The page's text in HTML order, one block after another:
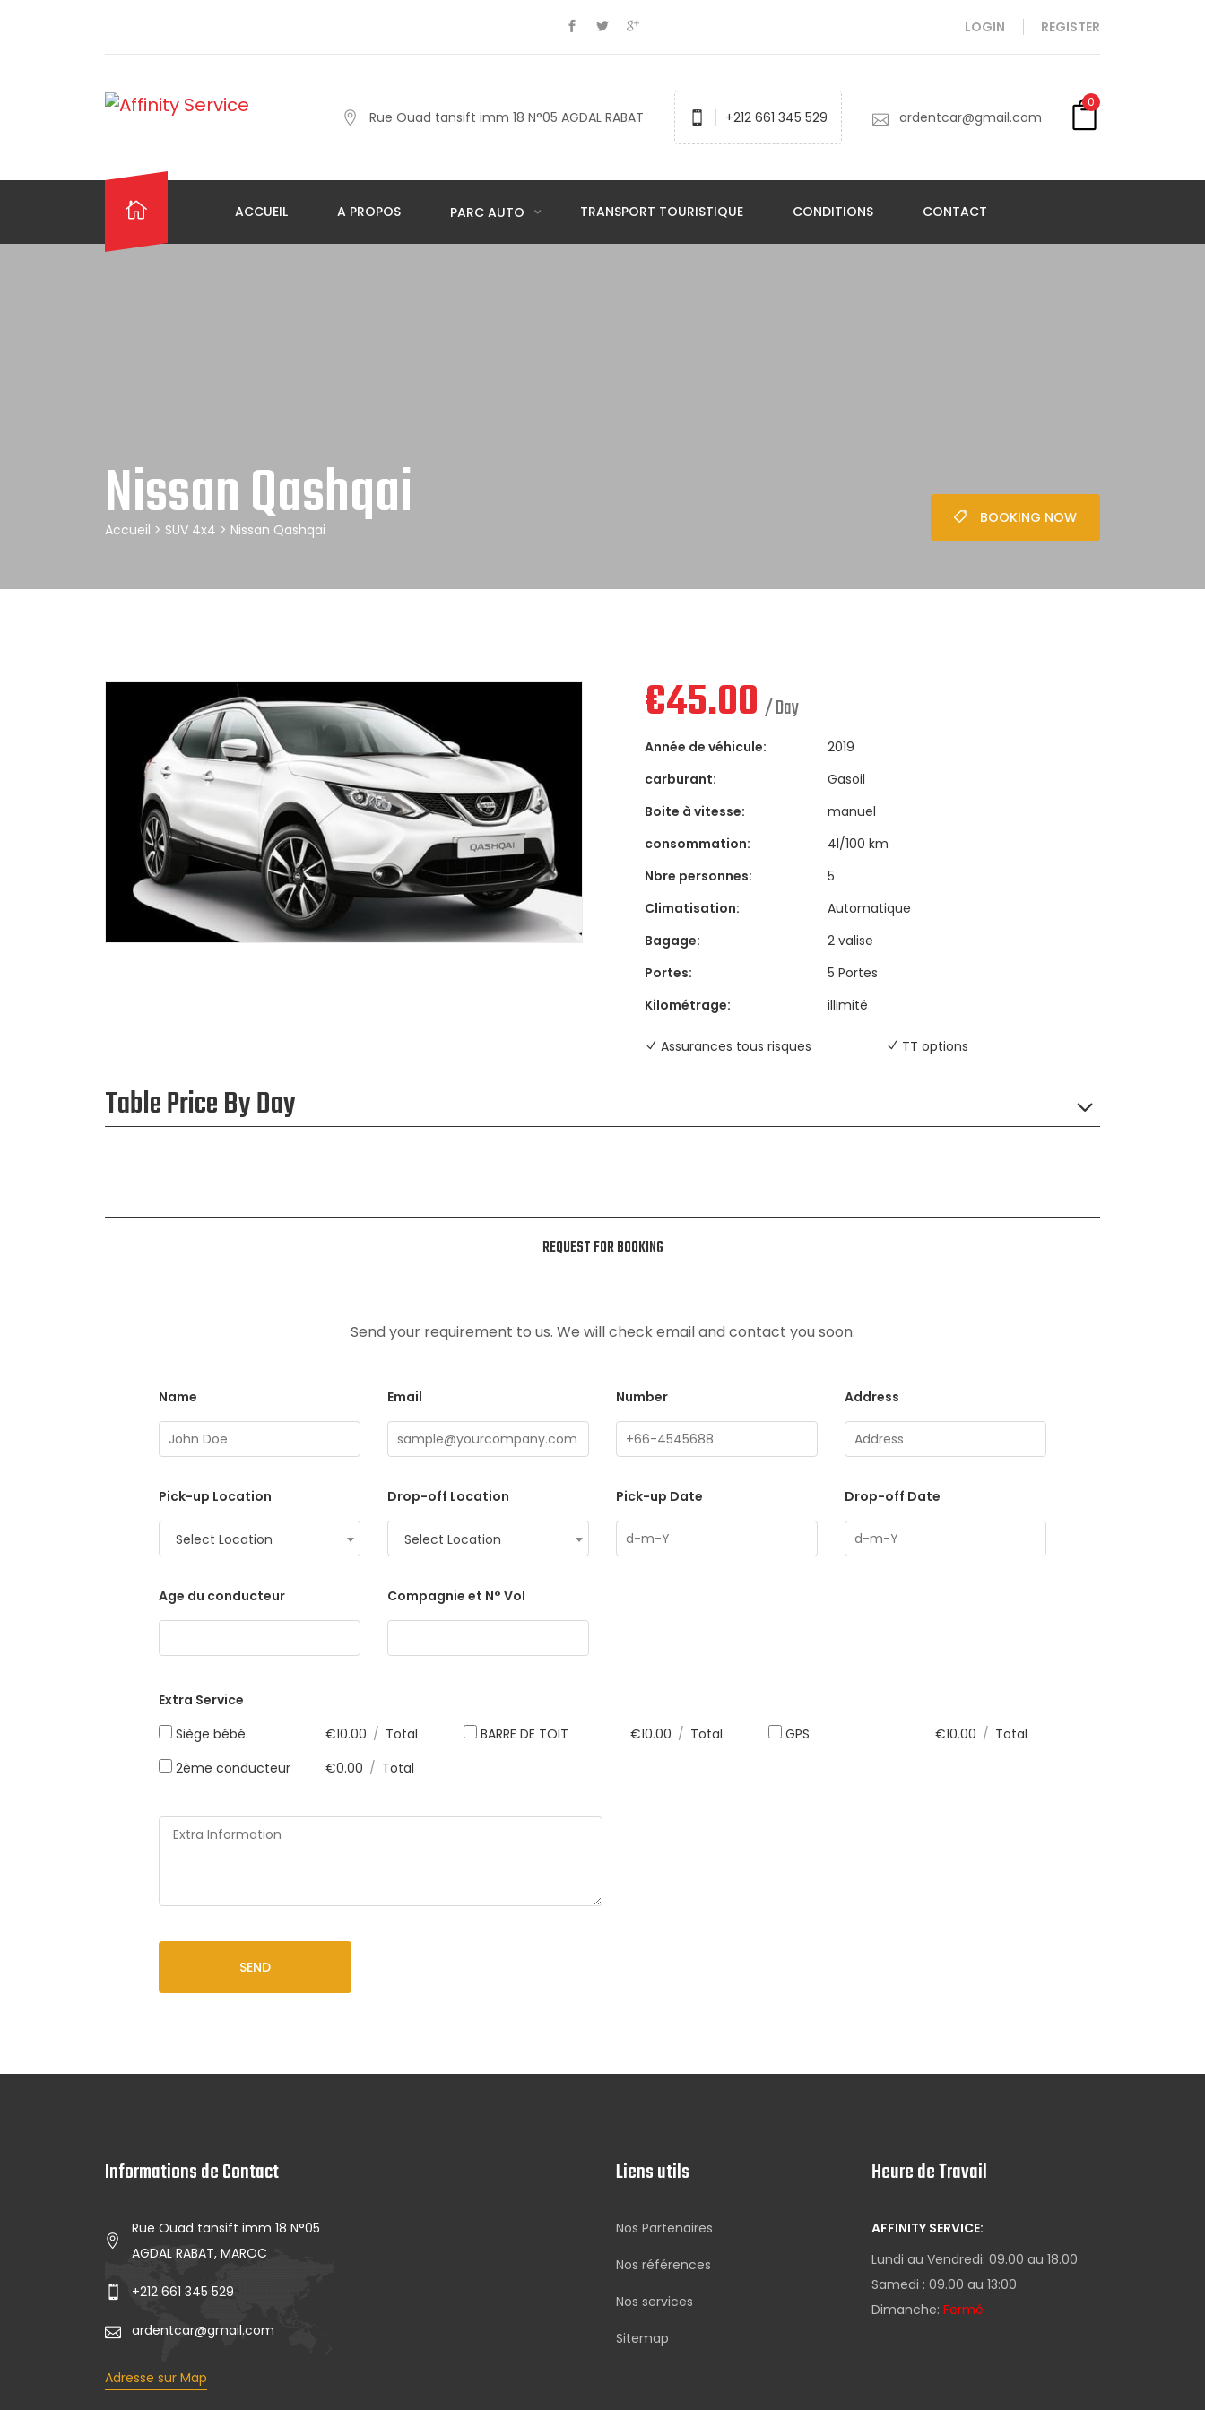
LOGIN REGISTER
Rue Ouad tansift imm 18 N°05 AGDAL RABAT +212 661 345 529 ardentcar@gmail.com
0
ACCUEIL A PROPOS PARC AUTO TRANSPORT TOURISTIQUE CONDITIONS CONTACT
Nissan Qashqai
Accueil > SUV 4x4 > Nissan Qashqai
BOOKING NOW
€45.00 / Day
Année de véhicule:
2019
carburant:
Gasoil
Boite à vitesse:
manuel
consommation:
4l/100 km
Nbre personnes:
5
Climatisation:
Automatique
Bagage:
2 valise
Portes:
5 Portes
Kilométrage:
illimité
Assurances tous risques TT options
Table Price By Day
REQUEST FOR BOOKING
Send your requirement to us. We will check email and contact you soon.
Name Email Number Address
Pick-up Location
Select Location
Drop-off Location
Select Location
Pick-up Date Drop-off Date
Age du conducteur Compagnie et N° Vol
Extra Service
Siège bébé
€10.00 / Total BARRE DE TOIT €10.00 / Total GPS €10.00 / Total
2ème conducteur
€0.00 / Total
SEND
Informations de Contact
Rue Ouad tansift imm 18 N°05
AGDAL RABAT, MAROC
+212 661 345 529
ardentcar@gmail.com
Adresse sur Map
Liens utils
Nos Partenaires
Nos références
Nos services
Sitemap
Heure de Travail
AFFINITY SERVICE:
Lundi au Vendredi: 09.00 au 18.00
Samedi : 09.00 au 13:00
Dimanche: Fermé